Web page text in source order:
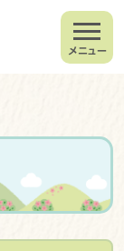
メニュー